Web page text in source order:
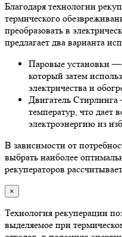
Благодаря технологии
термического
преобразовать в
предлагает два варианта
Паровые установки —
который затем
электричества и
Двигатель Стирлинга
температур, что дает
электроэнергию из
В зависимости от
выбрать наиболее
рекуператоров
×
Технология рекуперации
выделяемое при